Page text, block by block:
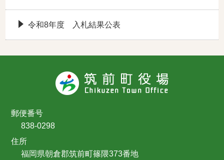
令和8年度 入札結果公表
郵便番号
838-0298
住所
福岡県朝倉郡筑前町篠隈373番地